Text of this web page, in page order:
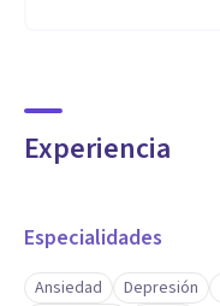
Experiencia
Especialidades
Ansiedad Depresión